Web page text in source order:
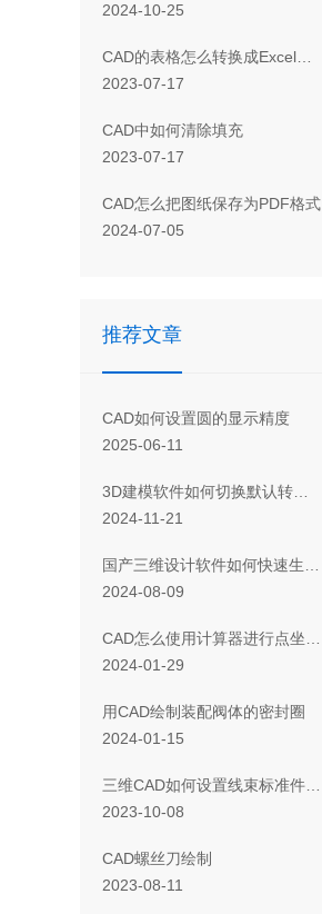
2024-10-25
CAD 的表格怎么转换成Excel表格
2023-07-17
CAD 中如何清除填充
2023-07-17
CAD怎么把图纸保存为PDF格式
2024-07-05
推荐文章
CAD如何设置圆的显示精度
2025-06-11
3D建模软件如何切换默认转化器输入输出外部数据
2024-11-21
国产三维设计软件如何快速生成电极清单
2024-08-09
CAD怎么使用计算器进行点坐标和两点间距离提取？
2024-01-29
用CAD绘制装配阀体的密封圈
2024-01-15
三维CAD如何设置线束标准件的类型
2023-10-08
CAD螺丝刀绘制
2023-08-11